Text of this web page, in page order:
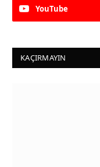
YouTube
KAÇIRMAYIN